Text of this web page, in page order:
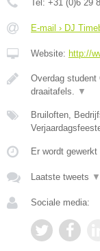
Tel: +31 (0)6 29
E-mail › DJ
Website: http://
Overdag student
draaitafels. ▼
Bruiloften,
Er wordt
Laatste tweets ▼
Sociale media: